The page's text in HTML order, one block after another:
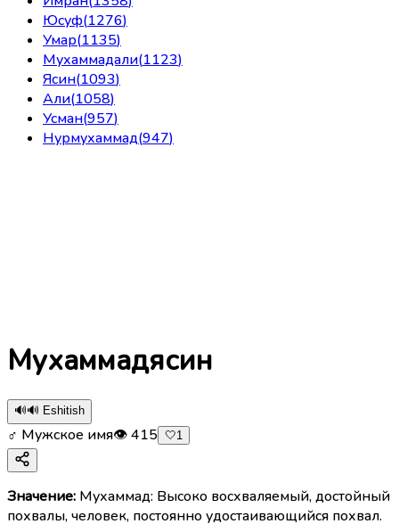
Юсуф(1276)
Умар(1135)
Мухаммадали(1123)
Ясин(1093)
Али(1058)
Усман(957)
Нурмухаммад(947)
Мухаммадясин
🔊🔊 Eshitish
♂ Мужское имя👁415 🤍1
Значение: Мухаммад: Высоко восхваляемый, достойный
похвалы, человек, постоянно удостаивающийся похвал.